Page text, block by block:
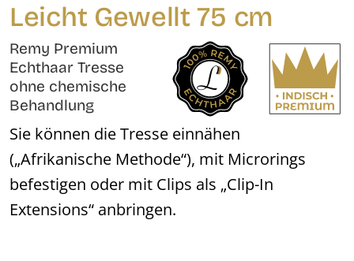
Leicht Gewellt 75 cm
Remy Premium
Echthaar Tresse
ohne chemische
Behandlung
Sie können die Tresse einnähen
(„Afrikanische Methode“), mit Microrings
befestigen oder mit Clips als „Clip-In
Extensions“ anbringen.